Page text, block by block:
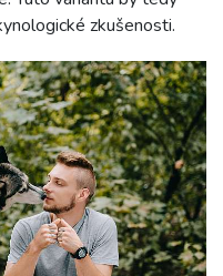
zkušenosti.